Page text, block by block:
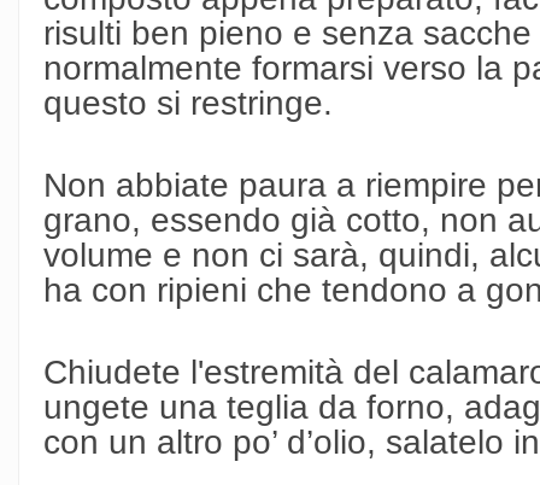
risulti ben pieno e senza
normalmente formarsi verso la
questo si restringe.
Non abbiate paura a riempire
grano, essendo già cotto, non
volume e non ci sarà, quindi,
ha con ripieni che tendono a
Chiudete l'estremità del
ungete una teglia da forno,
con un altro po’ d’olio, salatelo